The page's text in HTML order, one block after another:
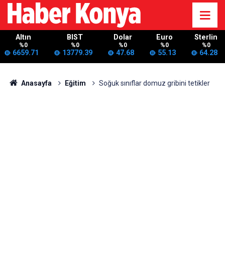
Altın
%0
6659.71
BIST
%0
13779.39
Dolar
%0
47.68
Euro
%0
55.13
Sterlin
%0
64.28
Anasayfa Eğitim Soğuk sınıflar domuz gribini tetikler